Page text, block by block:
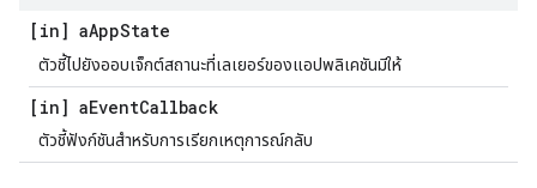
[in] aAppState
ตัวชี้ไปยังออบเจ็กต์สถานะที่เลเยอร์ของแอปพลิเคชันมีให้
[in] aEventCallback
ตัวชี้ฟังก์ชันสำหรับการเรียกเหตุการณ์กลับ